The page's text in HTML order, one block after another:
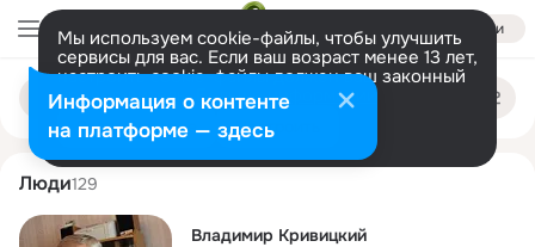
Войти
Мы используем cookie-файлы, чтобы улучшить
сервисы для вас. Если ваш возраст менее 13 лет,
настроить cookie-файлы должен ваш законный
представитель. Больше информации
Разрешить все Настроить
Поиск
людям
vladimir krivitskiy
Люди129
Владимир Кривицкий
Информация о контенте
на платформе — здесь